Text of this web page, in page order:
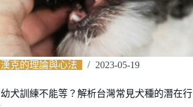
漢克的理論與心法 2023-05-19
犬訓練不能等？解析台灣常見犬種的潛在行